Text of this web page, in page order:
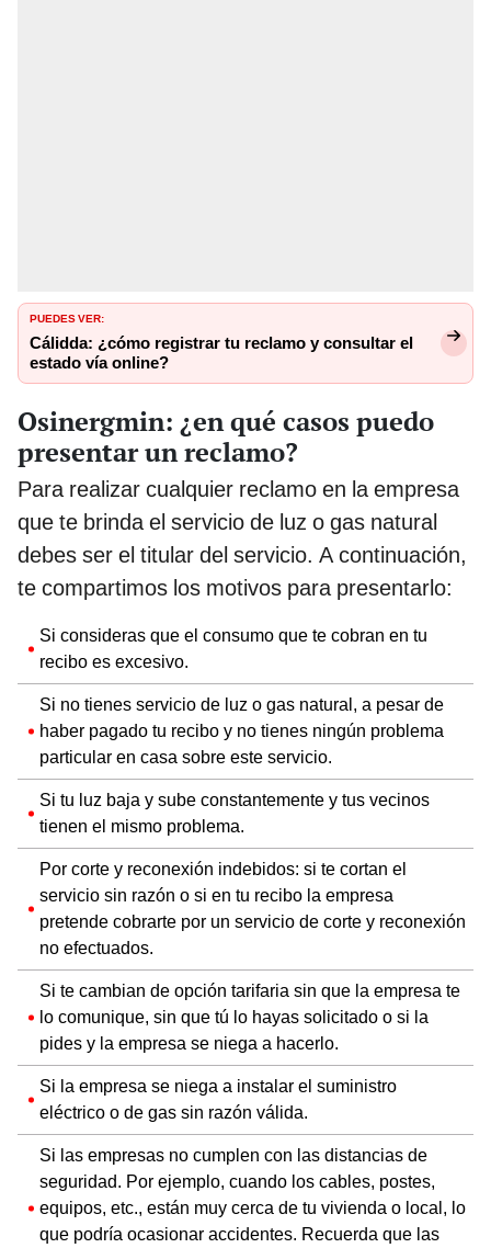
PUEDES VER:
Cálidda: ¿cómo registrar tu reclamo y consultar el
estado vía online?
Osinergmin: ¿en qué casos puedo
presentar un reclamo?
Para realizar cualquier reclamo en la empresa
que te brinda el servicio de luz o gas natural
debes ser el titular del servicio. A continuación,
te compartimos los motivos para presentarlo:
Si consideras que el consumo que te cobran en tu
recibo es excesivo.
Si no tienes servicio de luz o gas natural, a pesar de
haber pagado tu recibo y no tienes ningún problema
particular en casa sobre este servicio.
Si tu luz baja y sube constantemente y tus vecinos
tienen el mismo problema.
Por corte y reconexión indebidos: si te cortan el
servicio sin razón o si en tu recibo la empresa
pretende cobrarte por un servicio de corte y reconexión
no efectuados.
Si te cambian de opción tarifaria sin que la empresa te
lo comunique, sin que tú lo hayas solicitado o si la
pides y la empresa se niega a hacerlo.
Si la empresa se niega a instalar el suministro
eléctrico o de gas sin razón válida.
Si las empresas no cumplen con las distancias de
seguridad. Por ejemplo, cuando los cables, postes,
equipos, etc., están muy cerca de tu vivienda o local, lo
que podría ocasionar accidentes. Recuerda que las